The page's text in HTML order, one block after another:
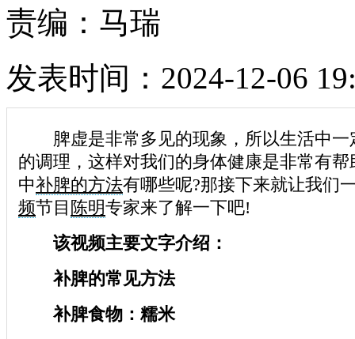
责编：马瑞
发表时间：2024-12-06
脾虚是非常多见的现象，所以生活中一
的调理，这样对我们的身体健康是非常有
中补脾的方法有哪些呢?那接下来就让我们
频节目 陈明专家来了解一下吧!
该视频主要文字介绍：
补脾的常见方法
补脾食物：糯米